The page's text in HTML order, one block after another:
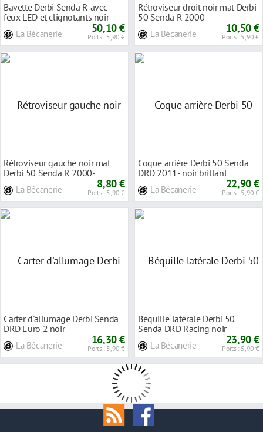
Bavette Derbi Senda R avec
feux LED et clignotants noir
La Bécanerie 50,10 €
Ports : 5,90 €
Rétroviseur droit noir mat Derbi
50 Senda R 2000-
La Bécanerie 10,50 €
Ports : 5,90 €
Rétroviseur gauche noir mat
Derbi 50 Senda R 2000-
La Bécanerie 8,80 €
Ports : 5,90 €
Coque arrière Derbi 50 Senda
DRD 2011- noir brillant
La Bécanerie 22,90 €
Ports : 5,90 €
Carter d'allumage Derbi Senda
DRD Euro 2 noir
La Bécanerie 16,30 €
Ports : 5,90 €
Béquille latérale Derbi 50
Senda DRD Racing noir
La Bécanerie 23,90 €
Ports : 5,90 €